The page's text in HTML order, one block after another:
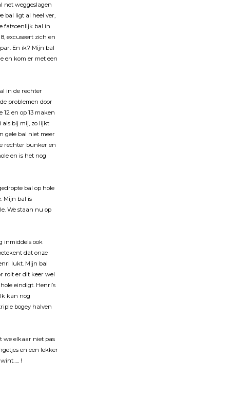
net weggeslagen
bal ligt al heel ver,
fatsoenlĳk bal in
excuseert zich en
En ik? Mĳn bal
en kom er met een
in de rechter
problemen door
en op 13 maken
bĳ mĳ, zo lĳkt
gele bal niet meer
rechter bunker en
en is het nog
bal op hole
Mĳn bal is
We staan nu op
inmiddels ook
dat onze
lukt. Mĳn bal
rolt er dit keer wel
eindigt. Henri’s
kan nog
bogey halven
we elkaar niet pas
en een lekker
!